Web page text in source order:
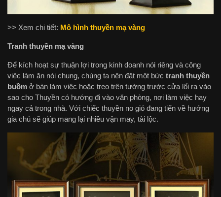
>> Xem chi tiết: Mô hình thuyền mạ vàng
Tranh thuyền mạ vàng
Để kích hoạt sự thuận lợi trong kinh doanh nói riêng và công
việc làm ăn nói chung, chúng ta nên đặt một bức tranh thuyền
buồm ở bàn làm việc hoặc treo trên tường trước cửa lối ra vào
sao cho Thuyền có hướng đi vào văn phòng, nơi làm việc hay
ngay cả trong nhà. Với chiếc thuyền no gió đang tiến về hướng
gia chủ sẽ giúp mang lại nhiều vận may, tài lộc.